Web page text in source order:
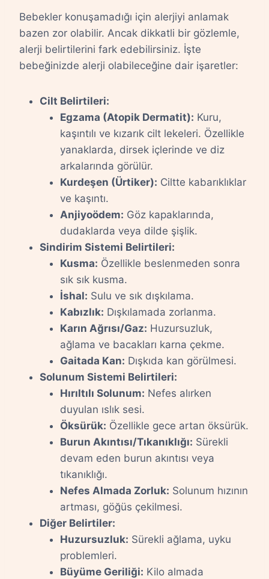
Bebekler konuşamadığı için alerjiyi anlamak
bazen zor olabilir. Ancak dikkatli bir gözlemle,
alerji belirtilerini fark edebilirsiniz. İşte
bebeğinizde alerji olabileceğine dair işaretler:
Cilt Belirtileri:
Egzama (Atopik Dermatit): Kuru,
kaşıntılı ve kızarık cilt lekeleri. Özellikle
yanaklarda, dirsek içlerinde ve diz
arkalarında görülür.
Kurdeşen (Ürtiker): Ciltte kabarıklıklar
ve kaşıntı.
Anjiyoödem: Göz kapaklarında,
dudaklarda veya dilde şişlik.
Sindirim Sistemi Belirtileri:
Kusma: Özellikle beslenmeden sonra
sık sık kusma.
İshal: Sulu ve sık dışkılama.
Kabızlık: Dışkılamada zorlanma.
Karın Ağrısı/Gaz: Huzursuzluk,
ağlama ve bacakları karna çekme.
Gaitada Kan: Dışkıda kan görülmesi.
Solunum Sistemi Belirtileri:
Hırıltılı Solunum: Nefes alırken
duyulan ıslık sesi.
Öksürük: Özellikle gece artan öksürük.
Burun Akıntısı/Tıkanıklığı: Sürekli
devam eden burun akıntısı veya
tıkanıklığı.
Nefes Almada Zorluk: Solunum hızının
artması, göğüs çekilmesi.
Diğer Belirtiler:
Huzursuzluk: Sürekli ağlama, uyku
problemleri.
Büyüme Geriliği: Kilo almada